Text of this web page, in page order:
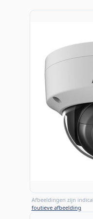
Afbeeldingen zijn
foutieve afbeelding